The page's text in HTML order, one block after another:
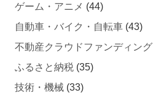
ゲーム・アニメ (44)
自動車・バイク・自転車 (43)
不動産クラウドファンディング
ふるさと納税 (35)
技術・機械 (33)